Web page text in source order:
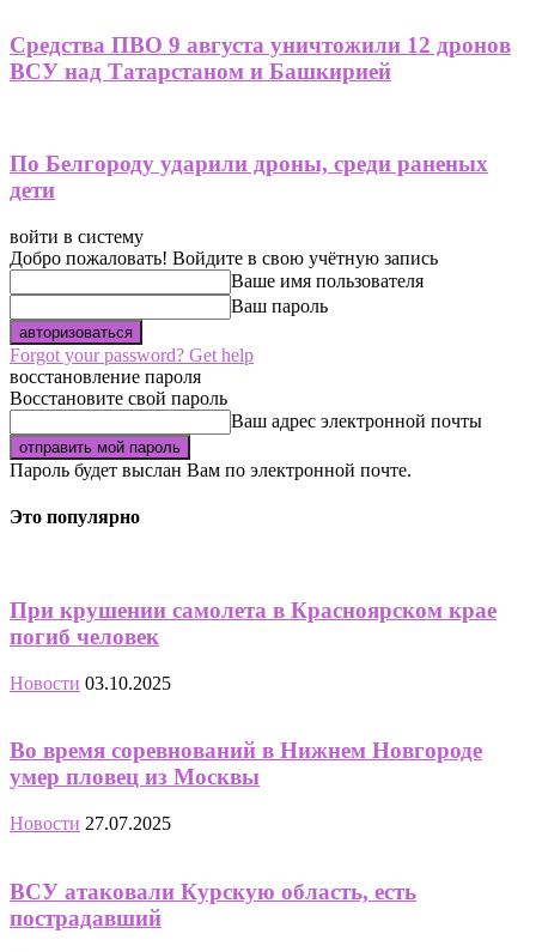
Средства ПВО 9 августа уничтожили 12 дронов
ВСУ над Татарстаном и Башкирией
По Белгороду ударили дроны, среди раненых
дети
войти в систему
Добро пожаловать! Войдите в свою учётную запись
Ваше имя пользователя
Ваш пароль
Forgot your password? Get help
восстановление пароля
Восстановите свой пароль
Ваш адрес электронной почты
Пароль будет выслан Вам по электронной почте.
Это популярно
При крушении самолета в Красноярском крае
погиб человек
Новости 03.10.2025
Во время соревнований в Нижнем Новгороде
умер пловец из Москвы
Новости 27.07.2025
ВСУ атаковали Курскую область, есть
пострадавший